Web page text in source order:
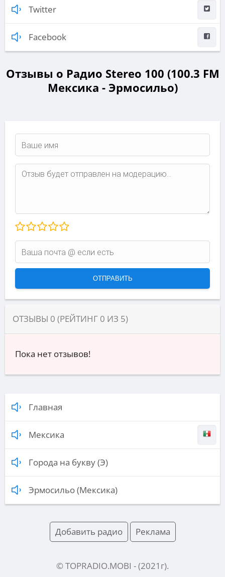
Twitter
Facebook
Отзывы о Радио Stereo 100 (100.3 FM
Мексика - Эрмосильо)
ОТЗЫВЫ 0 (РЕЙТИНГ 0 ИЗ 5)
Пока нет отзывов!
Главная
Мексика
Города на букву (Э)
Эрмосильо (Мексика)
Добавить радио Реклама
© TOPRADIO.MOBI - (2021 г).